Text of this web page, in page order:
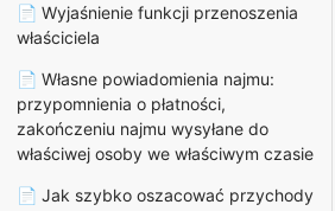
📄 Wyjaśnienie funkcji przenoszenia
właściciela
📄 Własne powiadomienia najmu:
przypomnienia o płatności,
zakończeniu najmu wysyłane do
właściwej osoby we właściwym czasie
📄 Jak szybko oszacować przychody